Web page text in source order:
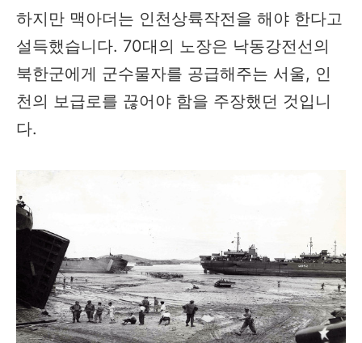
하지만 맥아더는 인천상륙작전을 해야 한다고
설득했습니다. 70대의 노장은 낙동강전선의
북한군에게 군수물자를 공급해주는 서울, 인
천의 보급로를 끊어야 함을 주장했던 것입니
다.